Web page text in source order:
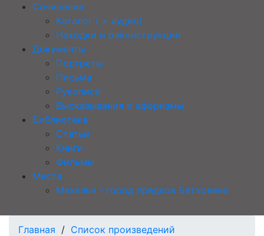
Сочинения
Каталог ( + аудио)
Находки и реконструкции
Документы
Портреты
Письма
Рукописи
Высказывания и афоризмы
Библиотека
Статьи
Книги
Фильмы
Места
Мехельн - город предков Бетховена
Главная / Список произведений